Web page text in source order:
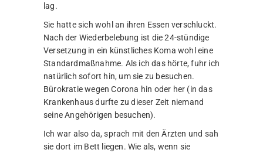
lag.
Sie hatte sich wohl an ihren Essen verschluckt.
Nach der Wiederbelebung ist die 24-stündige
Versetzung in ein künstliches Koma wohl eine
Standardmaßnahme. Als ich das hörte, fuhr ich
natürlich sofort hin, um sie zu besuchen.
Bürokratie wegen Corona hin oder her (in das
Krankenhaus durfte zu dieser Zeit niemand
seine Angehörigen besuchen).
Ich war also da, sprach mit den Ärzten und sah
sie dort im Bett liegen. Wie als, wenn sie